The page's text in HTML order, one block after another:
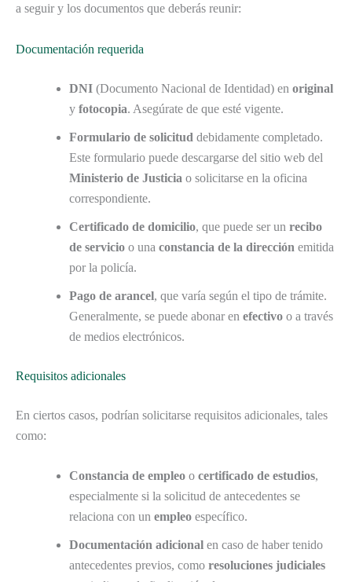
a seguir y los documentos que deberás reunir:
Documentación requerida
DNI (Documento Nacional de Identidad) en original
y fotocopia. Asegúrate de que esté vigente.
Formulario de solicitud debidamente completado.
Este formulario puede descargarse del sitio web del
Ministerio de Justicia o solicitarse en la oficina
correspondiente.
Certificado de domicilio, que puede ser un recibo
de servicio o una constancia de la dirección emitida
por la policía.
Pago de arancel, que varía según el tipo de trámite.
Generalmente, se puede abonar en efectivo o a través
de medios electrónicos.
Requisitos adicionales
En ciertos casos, podrían solicitarse requisitos adicionales, tales
como:
Constancia de empleo o certificado de estudios,
especialmente si la solicitud de antecedentes se
relaciona con un empleo específico.
Documentación adicional en caso de haber tenido
antecedentes previos, como resoluciones judiciales